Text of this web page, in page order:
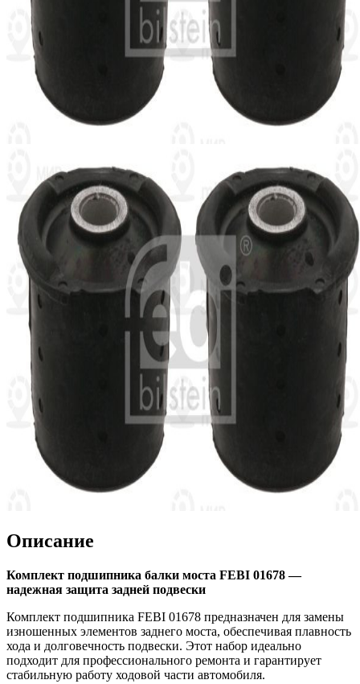
Описание
Комплект подшипника балки моста FEBI 01678 —
надежная защита задней подвески
Комплект подшипника FEBI 01678 предназначен для замены
изношенных элементов заднего моста, обеспечивая плавность
хода и долговечность подвески. Этот набор идеально
подходит для профессионального ремонта и гарантирует
стабильную работу ходовой части автомобиля.